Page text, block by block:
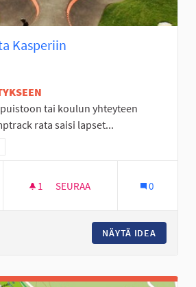
Kasperiin
tai koulun yhteyteen
rata saisi lapset...
mukaan: Läntinen Seinäjoki
1 1 SEURAAJA
SEURAA 0
NÄYTÄ IDEA